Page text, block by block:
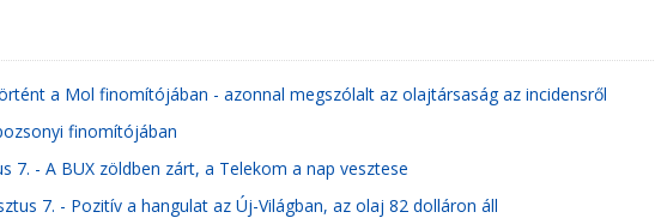
a Mol finomítójában - azonnal megszólalt az olajtársaság az incidensről
finomítójában
7. - A BUX zöldben zárt, a Telekom a nap vesztese
7. - Pozitív a hangulat az Új-Világban, az olaj 82 dolláron áll